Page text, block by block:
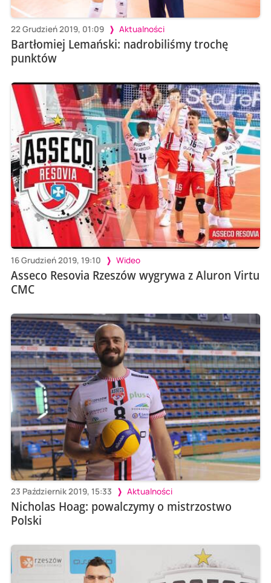
22 Grudzień 2019, 01:09 Aktualności
Bartłomiej Lemański: nadrobiliśmy trochę
punktów
16 Grudzień 2019, 19:10 Wideo
Asseco Resovia Rzeszów wygrywa z Aluron Virtu
CMC
23 Październik 2019, 15:33 Aktualności
Nicholas Hoag: powalczymy o mistrzostwo
Polski